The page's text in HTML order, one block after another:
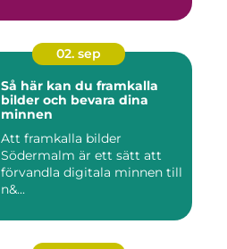
02. sep
Så här kan du framkalla
bilder och bevara dina
minnen
Att framkalla bilder
Södermalm är ett sätt att
förvandla digitala minnen till
n&...